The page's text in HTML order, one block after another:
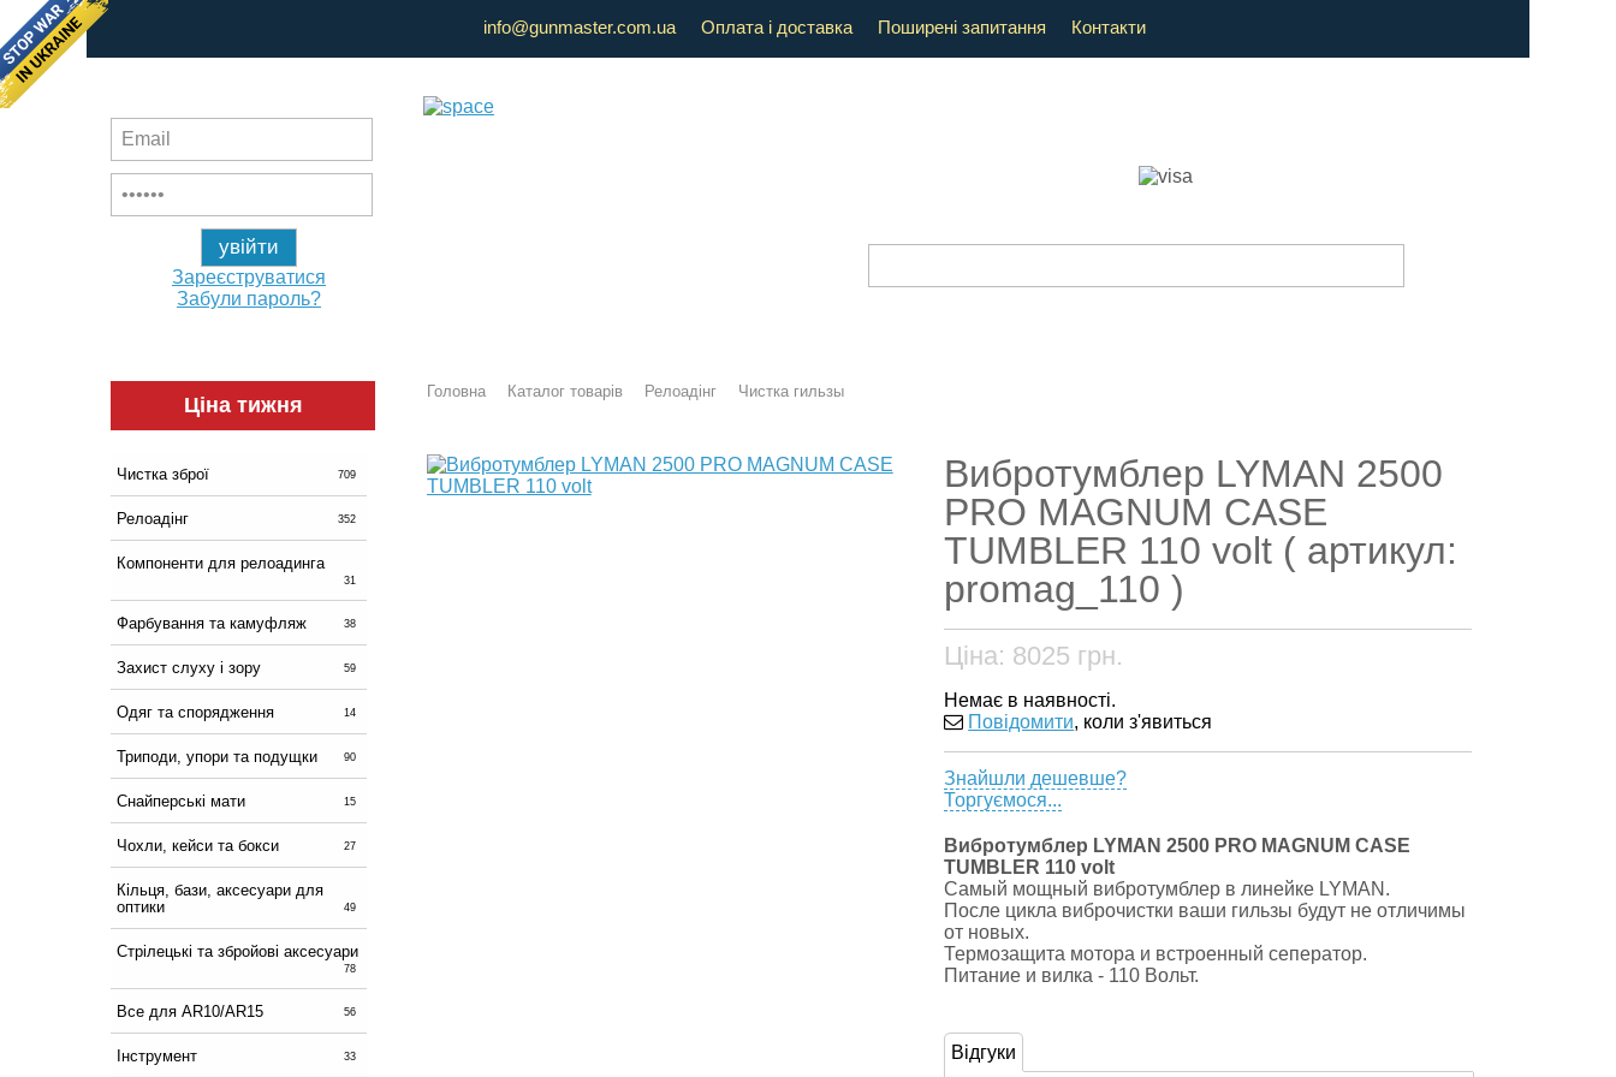
info@gunmaster.com.ua Оплата і доставка Поширені запитання Контакти
Зареєструватися
Забули пароль?
Ціна тижня
Чистка зброї 709
Релоадінг 352
Компоненти для релоадинга
31
Фарбування та камуфляж 38
Захист слуху і зору 59
Одяг та спорядження 14
Триподи, упори та подущки 90
Снайперські мати 15
Чохли, кейси та бокси 27
Кільця, бази, аксесуари для
оптики
49
Стрілецькі та збройові аксесуари
78
Все для AR10/AR15 56
Інструмент 33
Головна Каталог товарів Релоадінг Чистка гильзы
Вибротумблер LYMAN 2500
PRO MAGNUM CASE
TUMBLER 110 volt ( артикул:
promag_110 )
Ціна: 8025 грн.
Немає в наявності.
Повідомити, коли з'явиться
Знайшли дешевше?
Торгуємося...
Вибротумблер LYMAN 2500 PRO MAGNUM CASE
TUMBLER 110 volt
Самый мощный вибротумблер в линейке LYMAN.
После цикла виброчистки ваши гильзы будут не отличимы
от новых.
Термозащита мотора и встроенный сеператор.
Питание и вилка - 110 Вольт.
Відгуки